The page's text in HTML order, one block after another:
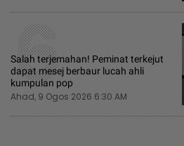
6
Salah terjemahan! Peminat terkejut
dapat mesej berbaur lucah ahli
kumpulan pop
Ahad, 9 Ogos 2026 6:30 AM